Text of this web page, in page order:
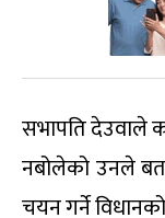
सभापति देउवाले
नबोलेको उनले
चयन गर्ने